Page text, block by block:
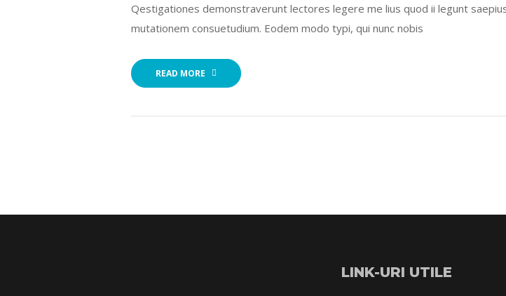
Qestigationes demonstraverunt lectores legere me lius quod ii legunt
mutationem consuetudium. Eodem modo typi, qui nunc nobis
READ MORE
LINK-URI UTILE